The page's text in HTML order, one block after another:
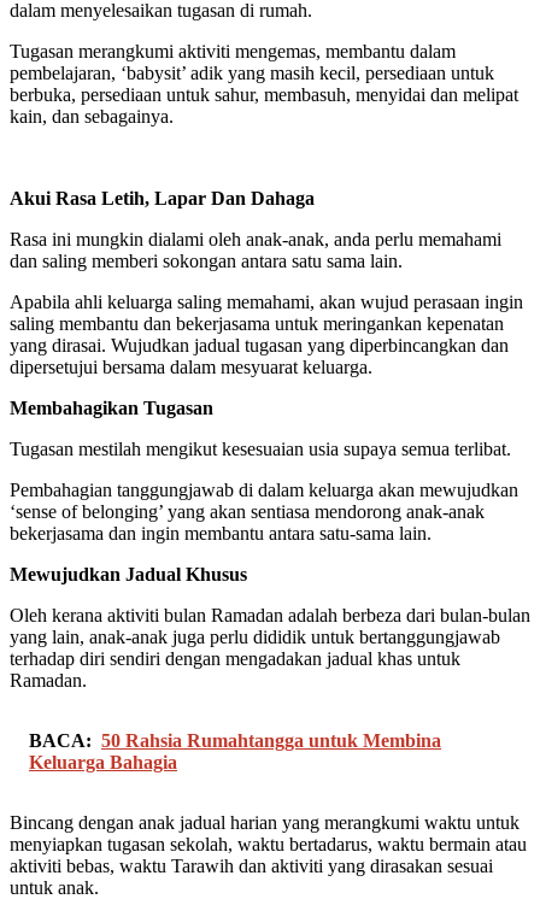
dalam menyelesaikan tugasan di rumah.
Tugasan merangkumi aktiviti mengemas, membantu dalam
pembelajaran, ‘babysit’ adik yang masih kecil, persediaan untuk
berbuka, persediaan untuk sahur, membasuh, menyidai dan melipat
kain, dan sebagainya.
Akui Rasa Letih, Lapar Dan Dahaga
Rasa ini mungkin dialami oleh anak-anak, anda perlu memahami
dan saling memberi sokongan antara satu sama lain.
Apabila ahli keluarga saling memahami, akan wujud perasaan ingin
saling membantu dan bekerjasama untuk meringankan kepenatan
yang dirasai. Wujudkan jadual tugasan yang diperbincangkan dan
dipersetujui bersama dalam mesyuarat keluarga.
Membahagikan Tugasan
Tugasan mestilah mengikut kesesuaian usia supaya semua terlibat.
Pembahagian tanggungjawab di dalam keluarga akan mewujudkan
‘sense of belonging’ yang akan sentiasa mendorong anak-anak
bekerjasama dan ingin membantu antara satu-sama lain.
Mewujudkan Jadual Khusus
Oleh kerana aktiviti bulan Ramadan adalah berbeza dari bulan-bulan
yang lain, anak-anak juga perlu dididik untuk bertanggungjawab
terhadap diri sendiri dengan mengadakan jadual khas untuk
Ramadan.
BACA: 50 Rahsia Rumahtangga untuk Membina
Keluarga Bahagia
Bincang dengan anak jadual harian yang merangkumi waktu untuk
menyiapkan tugasan sekolah, waktu bertadarus, waktu bermain atau
aktiviti bebas, waktu Tarawih dan aktiviti yang dirasakan sesuai
untuk anak.